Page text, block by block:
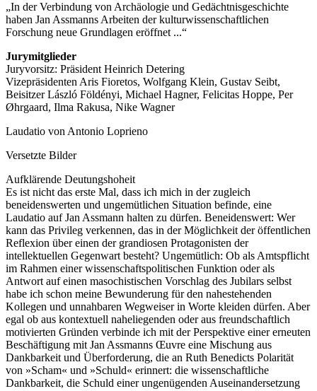
In der Verbindung von Archäologie und Gedächtnisgeschichte
haben Jan Assmanns Arbeiten der kulturwissenschaftlichen
Forschung neue Grundlagen eröffnet ...
Jurymitglieder
Juryvorsitz: Präsident Heinrich Detering
Vizepräsidenten Aris Fioretos, Wolfgang Klein, Gustav Seibt,
Beisitzer László Földényi, Michael Hagner, Felicitas Hoppe, Per
Øhrgaard, Ilma Rakusa, Nike Wagner
Laudatio von Antonio Loprieno
Versetzte Bilder
Aufklärende Deutungshoheit
Es ist nicht das erste Mal, dass ich mich in der zugleich
beneidenswerten und ungemütlichen Situation befinde, eine
Laudatio auf Jan Assmann halten zu dürfen. Beneidenswert: Wer
kann das Privileg verkennen, das in der Möglichkeit der öffentlichen
Reflexion über einen der grandiosen Protagonisten der
intellektuellen Gegenwart besteht? Ungemütlich: Ob als Amtspflicht
im Rahmen einer wissenschaftspolitischen Funktion oder als
Antwort auf einen masochistischen Vorschlag des Jubilars selbst
habe ich schon meine Bewunderung für den nahestehenden
Kollegen und unnahbaren Wegweiser in Worte kleiden dürfen. Aber
egal ob aus kontextuell naheliegenden oder aus freundschaftlich
motivierten Gründen verbinde ich mit der Perspektive einer erneuten
Beschäftigung mit Jan Assmanns Œuvre eine Mischung aus
Dankbarkeit und Überforderung, die an Ruth Benedicts Polarität
von »Scham« und »Schuld« erinnert: die wissenschaftliche
Dankbarkeit, die Schuld einer ungenügenden Auseinandersetzung